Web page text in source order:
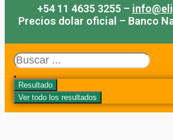
+54 11 4635 3255 –
Precios dolar oficial – Banco
Search
...
Resultado
Ver todo los resultados